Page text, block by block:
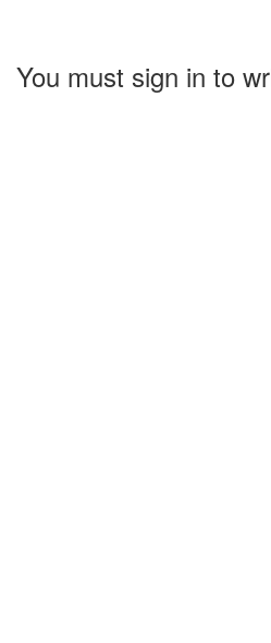
You must sign in to